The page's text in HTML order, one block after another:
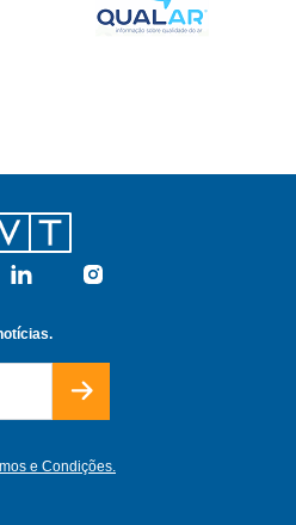
Linkedin Instagram
e Condições.